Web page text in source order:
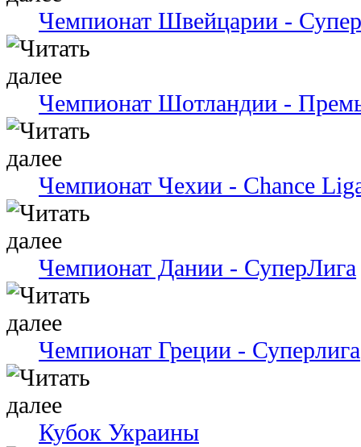
Чемпионат Швейцарии -
Чемпионат Шотландии -
Чемпионат Чехии - Chance
Чемпионат Дании - СуперЛига
Чемпионат Греции - Суперлига
Кубок Украины